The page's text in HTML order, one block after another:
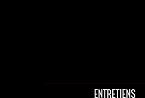
ENTRETIENS